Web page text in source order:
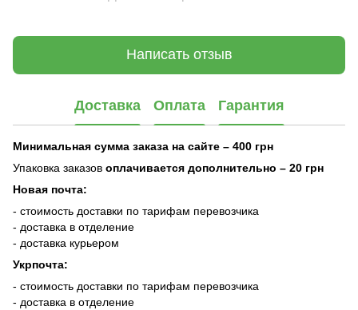
Написать отзыв
Доставка Оплата Гарантия
Минимальная сумма заказа на сайте – 400 грн
Упаковка заказов оплачивается дополнительно – 20 грн
Новая почта:
- стоимость доставки по тарифам перевозчика
- доставка в отделение
- доставка курьером
Укрпочта:
- стоимость доставки по тарифам перевозчика
- доставка в отделение